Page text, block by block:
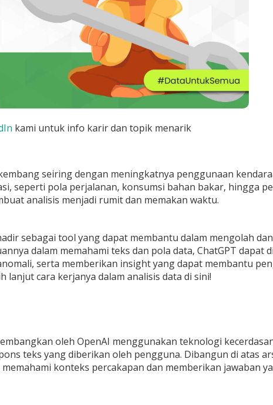
kami untuk info karir dan topik menarik
seiring dengan meningkatnya penggunaan
seperti pola perjalanan, konsumsi bahan bakar, hingga
analisis menjadi rumit dan memakan waktu.
sebagai tool yang dapat membantu dalam mengolah
dalam memahami teks dan pola data, ChatGPT dapat
serta memberikan insight yang dapat membantu
lanjut cara kerjanya dalam analisis data di sini!
oleh OpenAI menggunakan teknologi
teks yang diberikan oleh pengguna. Dibangun di atas
konteks percakapan dan memberikan jawaban